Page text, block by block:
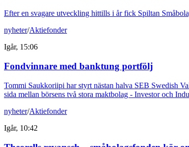
Efter en svagare utveckling hittills i år fick Spiltan
nyheter/Aktiefonder
Igår, 15:06
Fondvinnare med banktung portfölj
Tommi Saukkoriipi har styrt nästan halva SEB Swedish
sida mellan börsens två stora maktbolag - Investor och
nyheter/Aktiefonder
Igår, 10:42